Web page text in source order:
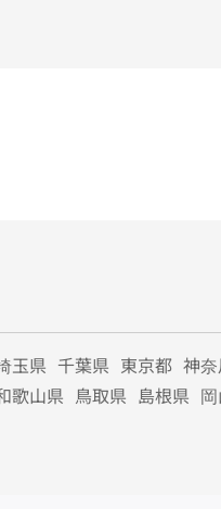
玉県 千葉県 東京都 神
歌山県 鳥取県 島根県